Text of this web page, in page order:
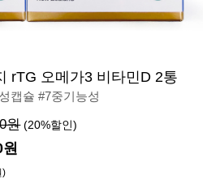
rTG 오메가3 비타민D 2통
캡슐 #7중기능성
원 (20%할인)
)